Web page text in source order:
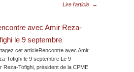
Lire l'article
→
avec Amir Reza-
le 9 septembre
cet articleRencontre avec Amir
Tofighi le 9 septembre Le 9
Reza-Tofighi, président de la CPME